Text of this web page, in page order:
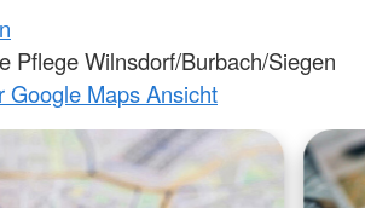
Pflege Wilnsdorf/Burbach/Siegen
Google Maps Ansicht